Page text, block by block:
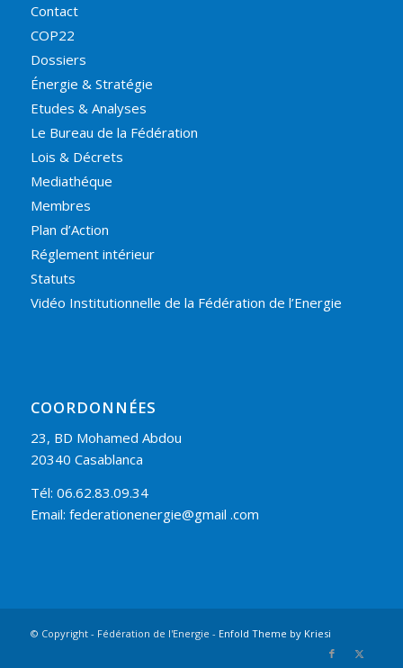
Contact
COP22
Dossiers
Énergie & Stratégie
Etudes & Analyses
Le Bureau de la Fédération
Lois & Décrets
Mediathéque
Membres
Plan d’Action
Réglement intérieur
Statuts
Vidéo Institutionnelle de la Fédération de l’Energie
COORDONNÉES
23, BD Mohamed Abdou
20340 Casablanca
Tél: 06.62.83.09.34
Email: federationenergie@gmail .com
© Copyright - Fédération de l'Energie - Enfold Theme by Kriesi